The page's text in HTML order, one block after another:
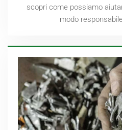
scopri come possiamo
modo